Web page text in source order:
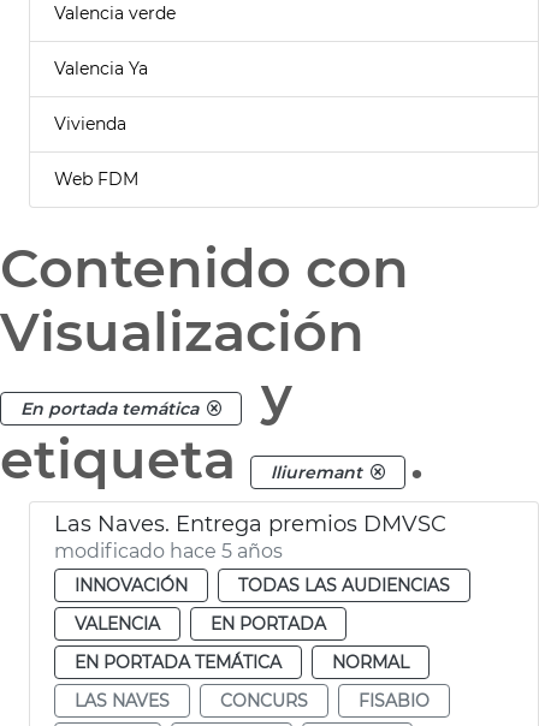
Valencia verde
Valencia Ya
Vivienda
Web FDM
Contenido con
Visualización
En portada temática
y
etiqueta
lliuremant .
Las Naves. Entrega premios DMVSC
modificado hace 5 años
INNOVACIÓN
TODAS LAS AUDIENCIAS
VALENCIA
EN PORTADA
EN PORTADA TEMÁTICA
NORMAL
LAS NAVES
CONCURS
FISABIO